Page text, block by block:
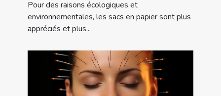
Pour des raisons écologiques et
environnementales, les sacs en papier sont plus
appréciés et plus...